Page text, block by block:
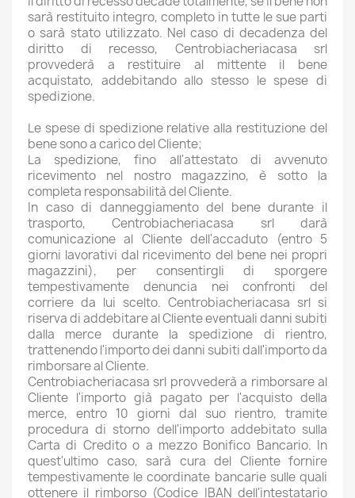
sarà restituito integro, completo in tutte le sue parti
o sarà stato utilizzato. Nel caso di decadenza del
diritto di recesso, Centrobiacheriacasa srl
provvederà a restituire al mittente il bene
acquistato, addebitando allo stesso le spese di
spedizione.
Le spese di spedizione relative alla restituzione del
bene sono a carico del Cliente;
La spedizione, fino all'attestato di avvenuto
ricevimento nel nostro magazzino, è sotto la
completa responsabilità del Cliente.
In caso di danneggiamento del bene durante il
trasporto, Centrobiacheriacasa srl darà
comunicazione al Cliente dell'accaduto (entro 5
giorni lavorativi dal ricevimento del bene nei propri
magazzini), per consentirgli di sporgere
tempestivamente denuncia nei confronti del
corriere da lui scelto. Centrobiacheriacasa srl si
riserva di addebitare al Cliente eventuali danni subiti
dalla merce durante la spedizione di rientro,
trattenendo l'importo dei danni subiti dall'importo da
rimborsare al Cliente.
Centrobiacheriacasa srl provvederà a rimborsare al
Cliente l'importo già pagato per l'acquisto della
merce, entro 10 giorni dal suo rientro, tramite
procedura di storno dell'importo addebitato sulla
Carta di Credito o a mezzo Bonifico Bancario. In
quest'ultimo caso, sarà cura del Cliente fornire
tempestivamente le coordinate bancarie sulle quali
ottenere il rimborso (Codice IBAN dell'intestatario